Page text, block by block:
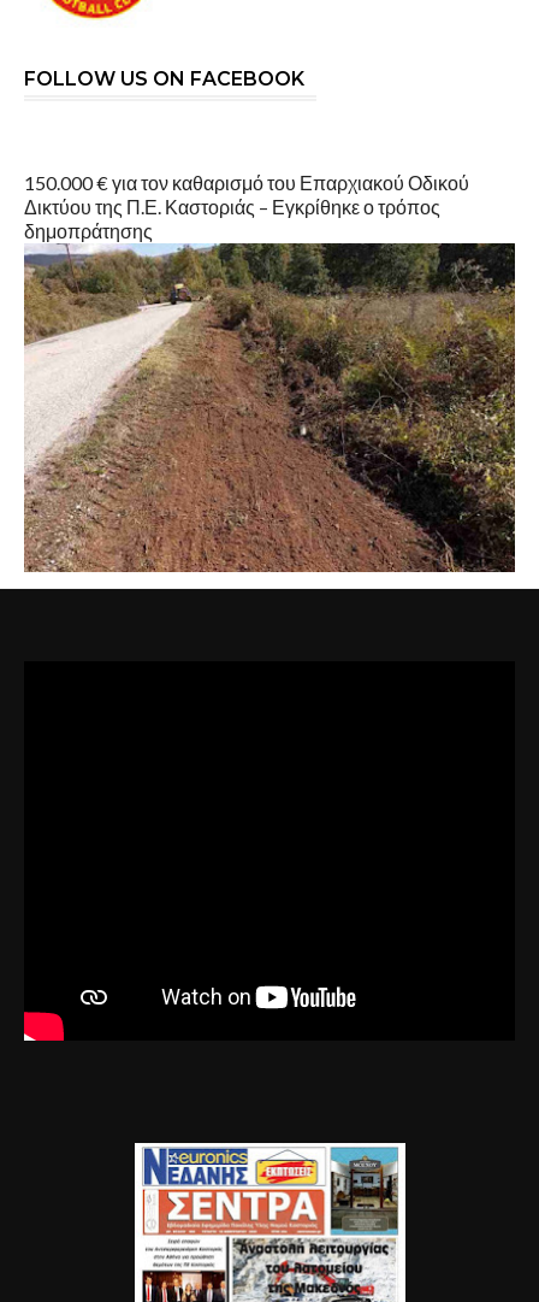
FOLLOW US ON FACEBOOK
150.000 € για τον καθαρισμό του Επαρχιακού Οδικού
Δικτύου της Π.Ε. Καστοριάς – Εγκρίθηκε ο τρόπος
δημοπράτησης